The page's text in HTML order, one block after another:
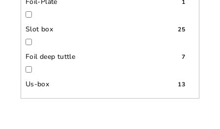
1
Slot box 25
Foil deep tuttle 7
Us-box 13